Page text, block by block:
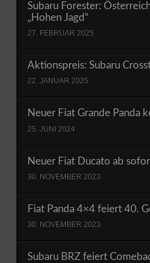
Subaru Forester:
„Hohen Jagd“
27. FEBRUAR 2025
Aktionspreis: Subaru
22. JANUAR 2025
Neuer Fiat Grande Panda
25. JUNI 2024
Neuer Fiat Ducato ab
30. NOVEMBER 2023
Fiat Panda 4×4 feiert 40.
30. NOVEMBER 2023
Subaru BRZ feiert